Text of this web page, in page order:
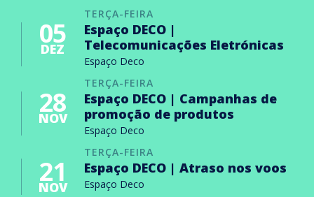
TERÇA-FEIRA
05
DEZ
Espaço DECO |
Telecomunicações Eletrónicas
Espaço Deco
TERÇA-FEIRA
28
NOV
Espaço DECO | Campanhas de
promoção de produtos
Espaço Deco
TERÇA-FEIRA
21
NOV
Espaço DECO | Atraso nos voos
Espaço Deco